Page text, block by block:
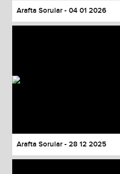
Arafta Sorular - 04 01 2026
Arafta Sorular - 28 12 2025